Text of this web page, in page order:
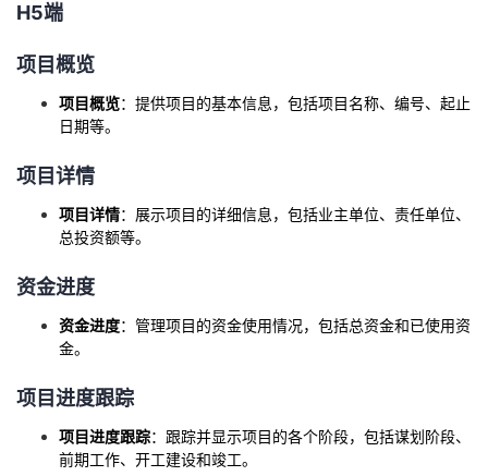
程
认
证
的
实
我
的
藏
支
持
声
建
H5端
项目概览
项目概览：提供项目的基本信息，包括项目名称、编号、起止
日期等。
项目详情
项目详情：展示项目的详细信息，包括业主单位、责任单位、
总投资额等。
资金进度
资金进度：管理项目的资金使用情况，包括总资金和已使用资
金。
项目进度跟踪
项目进度跟踪：跟踪并显示项目的各个阶段，包括谋划阶段、
前期工作、开工建设和竣工。